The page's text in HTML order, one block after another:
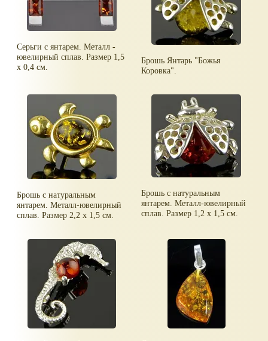
Серьги с янтарем. Металл -
ювелирный сплав. Размер 1,5
х 0,4 см.
Брошь Янтарь "Божья
Коровка".
Брошь с натуральным
янтарем. Металл-ювелирный
сплав. Размер 2,2 х 1,5 см.
Брошь с натуральным
янтарем. Металл-ювелирный
сплав. Размер 1,2 х 1,5 см.